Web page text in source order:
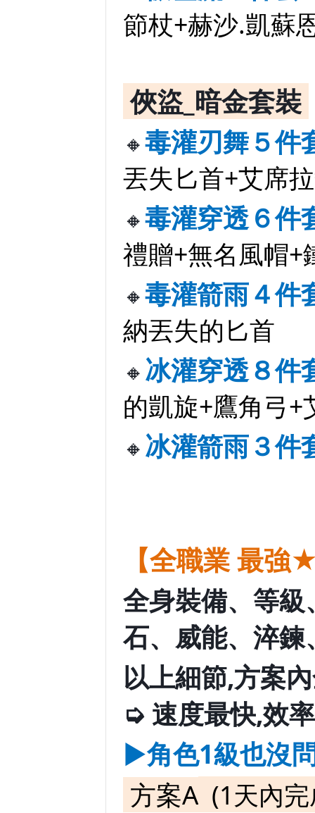
節杖+赫沙.凱蘇
俠盜_暗金套裝
🔸毒灌刃舞５件
丟失匕首+艾席
🔸毒灌穿透６件
禮贈+無名風帽+
🔸毒灌箭雨４件
納丟失的匕首
🔸冰灌穿透８件
的凱旋+鷹角弓
🔸冰灌箭雨３件
【全職業 最強
全身裝備、等
石、威能、淬
以上細節,方案
➭ 速度最快,效
►角色1級也沒
方案A (1天內